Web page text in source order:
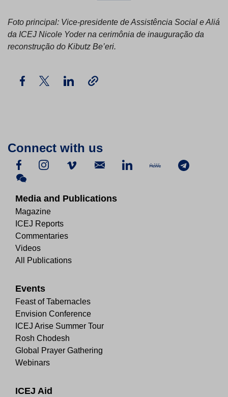
Foto principal: Vice-presidente de Assistência Social e Aliá
da ICEJ Nicole Yoder na cerimônia de inauguração da
reconstrução do Kibutz Be’eri.
Connect with us
Media and Publications
Magazine
ICEJ Reports
Commentaries
Videos
All Publications
Events
Feast of Tabernacles
Envision Conference
ICEJ Arise Summer Tour
Rosh Chodesh
Global Prayer Gathering
Webinars
ICEJ Aid